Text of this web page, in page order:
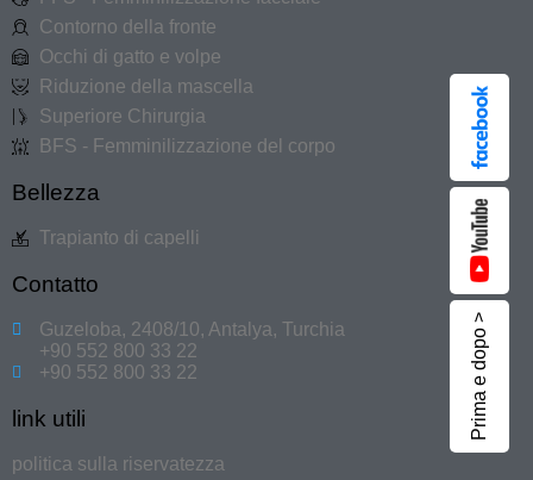
Contorno della fronte
Occhi di gatto e volpe
Riduzione della mascella
Superiore Chirurgia
BFS - Femminilizzazione del corpo
Bellezza
Trapianto di capelli
Contatto
Guzeloba, 2408/10, Antalya, Turchia
+90 552 800 33 22
+90 552 800 33 22
link utili
politica sulla riservatezza
Prima e dopo >